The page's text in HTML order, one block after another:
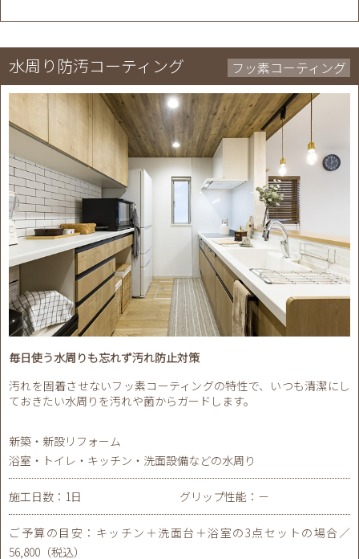
水周り防汚コーティング フッ素コーティング
毎日使う水周りも忘れず汚れ防止対策
汚れを固着させないフッ素コーティングの特性で、いつも清潔にし
ておきたい水周りを汚れや菌からガードします。
新築・新設リフォーム
浴室・トイレ・キッチン・洗面設備などの水周り
施工日数：1日 グリップ性能：－
ご予算の目安：キッチン＋洗面台＋浴室の3点セットの場合／
56,800（税込）